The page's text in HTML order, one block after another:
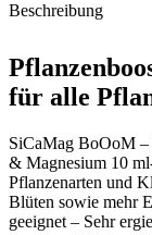
Beschreibung
für alle
SiCaMag BoOoM
& Magnesium 10
Pflanzenarten und
Blüten sowie mehr
geeignet – Sehr